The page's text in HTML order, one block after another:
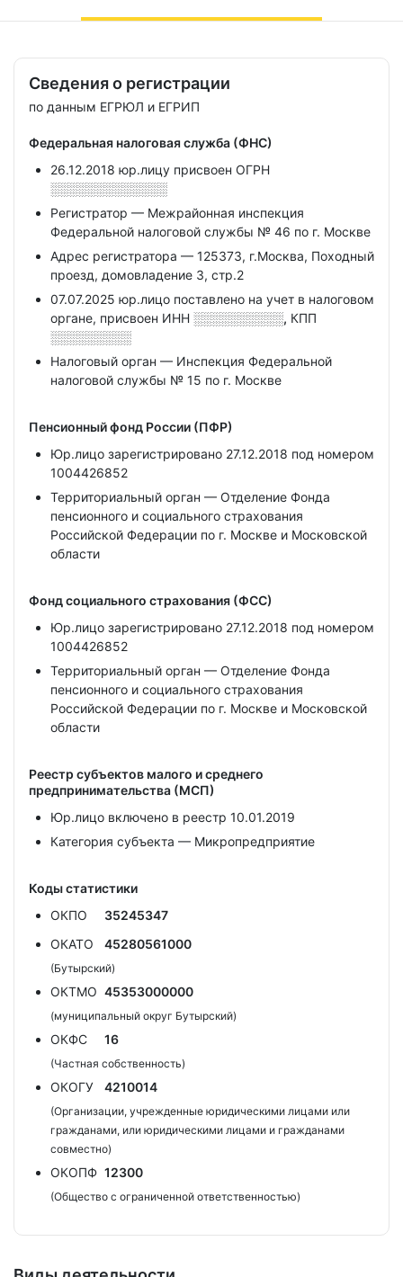
Сведения о регистрации
по данным ЕГРЮЛ и ЕГРИП
Федеральная налоговая служба (ФНС)
26.12.2018 юр.лицу присвоен ОГРН
░░░░░░░░░░░░░
Регистратор — Межрайонная инспекция
Федеральной налоговой службы № 46 по г. Москве
Адрес регистратора — 125373, г.Москва, Походный
проезд, домовладение 3, стр.2
07.07.2025 юр.лицо поставлено на учет в налоговом
органе, присвоен ИНН ░░░░░░░░░░, КПП
░░░░░░░░░
Налоговый орган — Инспекция Федеральной
налоговой службы № 15 по г. Москве
Пенсионный фонд России (ПФР)
Юр.лицо зарегистрировано 27.12.2018 под номером
1004426852
Территориальный орган — Отделение Фонда
пенсионного и социального страхования
Российской Федерации по г. Москве и Московской
области
Фонд социального страхования (ФСС)
Юр.лицо зарегистрировано 27.12.2018 под номером
1004426852
Территориальный орган — Отделение Фонда
пенсионного и социального страхования
Российской Федерации по г. Москве и Московской
области
Реестр субъектов малого и среднего
предпринимательства (МСП)
Юр.лицо включено в реестр 10.01.2019
Категория субъекта — Микропредприятие
Коды статистики
ОКПО
35245347
ОКАТО
45280561000
(Бутырский)
ОКТМО 45353000000
(муниципальный округ Бутырский)
ОКФС 16
(Частная собственность)
ОКОГУ 4210014
(Организации, учрежденные юридическими лицами или
гражданами, или юридическими лицами и гражданами
совместно)
ОКОПФ 12300
(Общество с ограниченной ответственностью)